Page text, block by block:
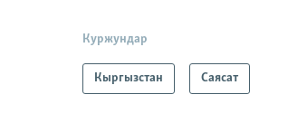
Куржундар
Кыргызстан Саясат